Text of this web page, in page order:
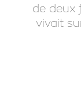
de deux
vivait